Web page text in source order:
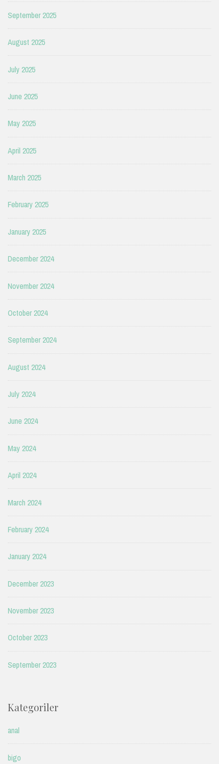
September 2025
August 2025
July 2025
June 2025
May 2025
April 2025
March 2025
February 2025
January 2025
December 2024
November 2024
October 2024
September 2024
August 2024
July 2024
June 2024
May 2024
April 2024
March 2024
February 2024
January 2024
December 2023
November 2023
October 2023
September 2023
Kategoriler
anal
bigo